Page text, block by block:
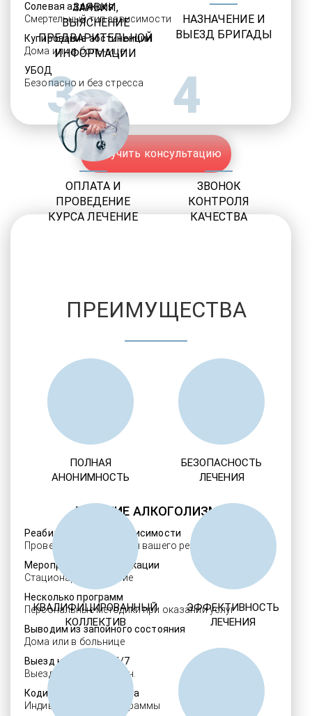
Солевая аддикция
Смертельный тип зависимости
Купирование абстиненции
Дома или в больнице
УБОД
Безопасно и без стресса
Получить консультацию
ЛЕЧЕНИЕ АЛКОГОЛИЗМА
Реабилитация алкозависимости
Проверенные ребцентры вашего региона
Мероприятия детоксикации
Стационарное лечение
Несколько программ
Персональные методики при оказании услуг
Выводим из запойного состояния
Дома или в больнице
Выезд нарколога 24/7
Выезд в течение 30 мин.
Кодировка алкоголизма
Индивидуальные программы
ЗАЯВКИ,
ВЫЯСНЕНИЕ
ПРЕДВАРИТЕЛЬНОЙ
ИНФОРМАЦИИ
НАЗНАЧЕНИЕ И
ВЫЕЗД БРИГАДЫ
3
ОПЛАТА И
ПРОВЕДЕНИЕ
КУРСА ЛЕЧЕНИЕ
4
ЗВОНОК
КОНТРОЛЯ
КАЧЕСТВА
ПРЕИМУЩЕСТВА
ПОЛНАЯ
АНОНИМНОСТЬ
БЕЗОПАСНОСТЬ
ЛЕЧЕНИЯ
КВАЛИФИЦИРОВАННЫЙ
КОЛЛЕКТИВ
ЭФФЕКТИВНОСТЬ
ЛЕЧЕНИЯ